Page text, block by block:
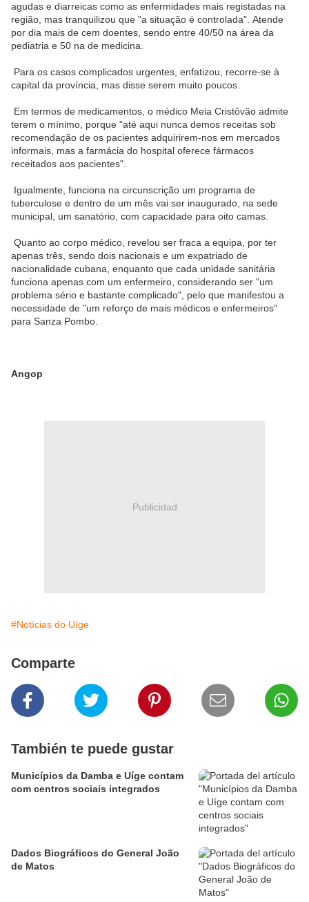
agudas e diarreicas como as enfermidades mais registadas na
região, mas tranquilizou que "a situação é controlada". Atende
por dia mais de cem doentes, sendo entre 40/50 na área da
pediatria e 50 na de medicina.
Para os casos complicados urgentes, enfatizou, recorre-se à
capital da província, mas disse serem muito poucos.
Em termos de medicamentos, o médico Meia Cristôvão admite
terem o mínimo, porque "até aqui nunca demos receitas sob
recomendação de os pacientes adquirirem-nos em mercados
informais, mas a farmácia do hospital oferece fármacos
receitados aos pacientes".
Igualmente, funciona na circunscrição um programa de
tuberculose e dentro de um mês vai ser inaugurado, na sede
municipal, um sanatório, com capacidade para oito camas.
Quanto ao corpo médico, revelou ser fraca a equipa, por ter
apenas três, sendo dois nacionais e um expatriado de
nacionalidade cubana, enquanto que cada unidade sanitária
funciona apenas com um enfermeiro, considerando ser "um
problema sério e bastante complicado", pelo que manifestou a
necessidade de "um reforço de mais médicos e enfermeiros"
para Sanza Pombo.
Angop
Publicidad
#Notícias do Uíge
Comparte
También te puede gustar
Municípios da Damba e Uíge contam
com centros sociais integrados
Dados Biográficos do General João
de Matos